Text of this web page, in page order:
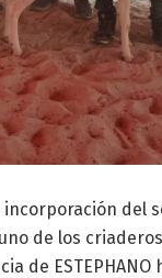
del
de los
de